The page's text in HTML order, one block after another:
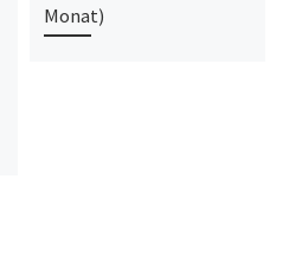
Monat)